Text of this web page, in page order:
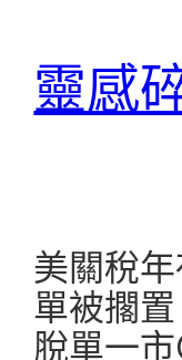
靈感
美關稅
單被擱
脫單一